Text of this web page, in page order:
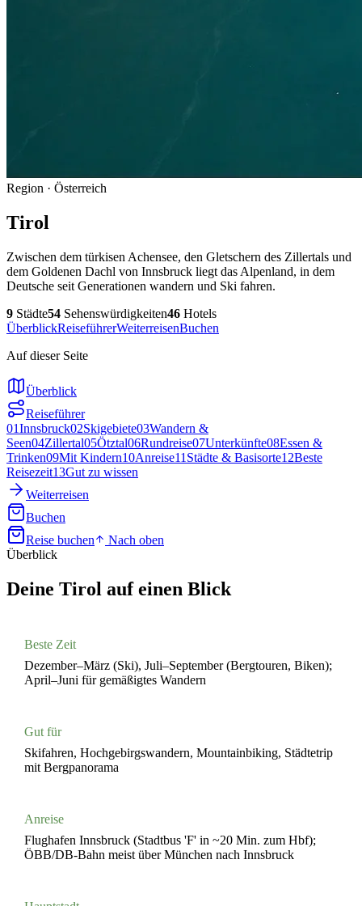
Region · Österreich
Tirol
Zwischen dem türkisen Achensee, den Gletschern des Zillertals und
dem Goldenen Dachl von Innsbruck liegt das Alpenland, in dem
Deutsche seit Generationen wandern und Ski fahren.
9 Städte54 Sehenswürdigkeiten46 Hotels
ÜberblickReiseführerWeiterreisenBuchen
Auf dieser Seite
Überblick
Reiseführer
01Innsbruck02Skigebiete03Wandern &
Seen04Zillertal05Ötztal06Rundreise07Unterkünfte08Essen &
Trinken09Mit Kindern10Anreise11 Städte & Basisorte12Beste
Reisezeit13Gut zu wissen
Weiterreisen
Buchen
Reise buchen
Nach oben
Überblick
Deine Tirol auf einen Blick
Beste Zeit
Dezember–März (Ski), Juli–September (Bergtouren, Biken);
April–Juni für gemäßigtes Wandern
Gut für
Skifahren, Hochgebirgswandern, Mountainbiking, Städtetrip
mit Bergpanorama
Anreise
Flughafen Innsbruck (Stadtbus 'F' in ~20 Min. zum Hbf);
ÖBB/DB-Bahn meist über München nach Innsbruck